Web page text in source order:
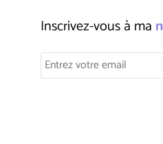
Inscrivez-vous à ma